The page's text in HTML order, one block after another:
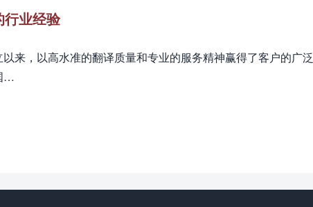
行业经验
来，以高水准的翻译质量和专业的服务精神赢得了客户的广
…